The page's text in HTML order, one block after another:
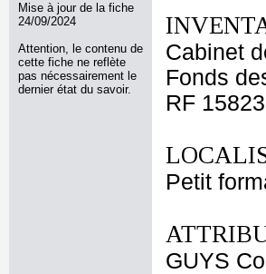
Mise à jour de la fiche
24/09/2024
Attention, le contenu de
cette fiche ne reflète
pas nécessairement le
dernier état du savoir.
Cabinet
Fonds
RF
Petit
GUYS